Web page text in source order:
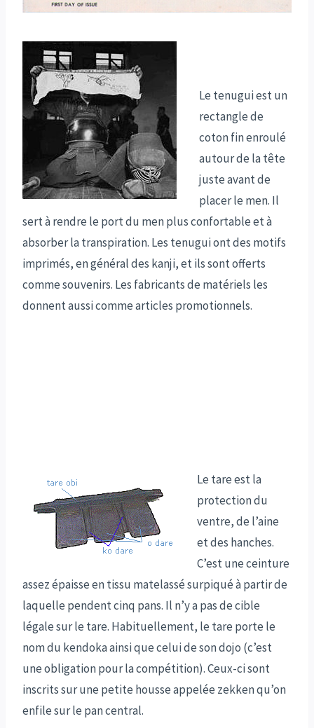
Le tenugui est un
rectangle de
coton fin enroulé
autour de la tête
juste avant de
placer le men. Il
sert à rendre le port du men plus confortable et à
absorber la transpiration. Les tenugui ont des motifs
imprimés, en général des kanji, et ils sont offerts
comme souvenirs. Les fabricants de matériels les
donnent aussi comme articles promotionnels.
Le tare est la
protection du
ventre, de l’aine
et des hanches.
C’est une ceinture
assez épaisse en tissu matelassé surpiqué à partir de
laquelle pendent cinq pans. Il n’y a pas de cible
légale sur le tare. Habituellement, le tare porte le
nom du kendoka ainsi que celui de son dojo (c’est
une obligation pour la compétition). Ceux-ci sont
inscrits sur une petite housse appelée zekken qu’on
enfile sur le pan central.